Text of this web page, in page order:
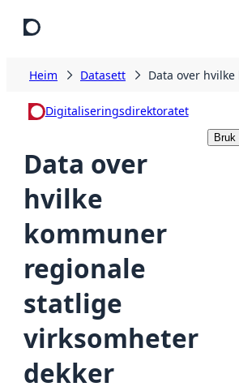
Heim Datasett Data over
Digitaliseringsdirektoratet
Data over
hvilke
kommuner
regionale
statlige
virksomheter
dekker
Bruk